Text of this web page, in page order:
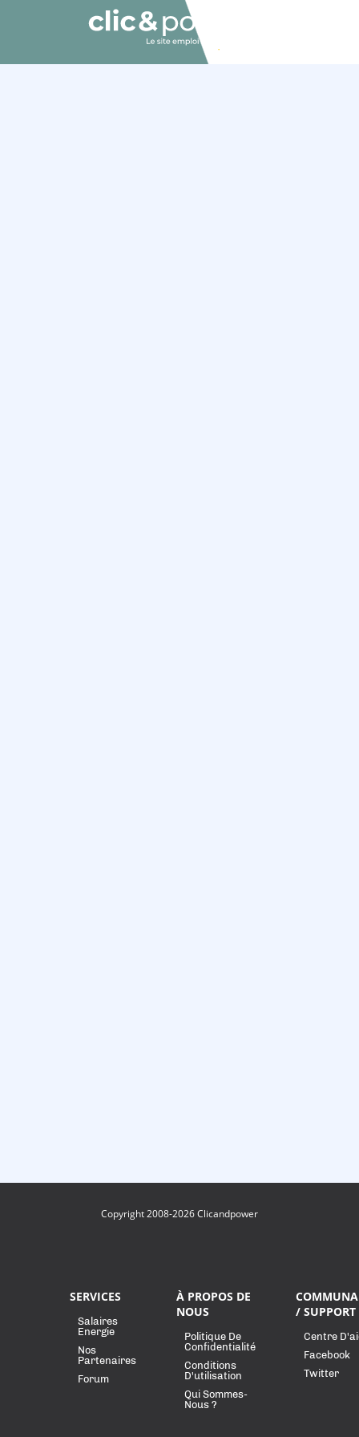
Copyright 2008-2026 Clicandpower
SERVICES
Salaires
Energie
Nos
Partenaires
Forum
À PROPOS DE
NOUS
Politique De
Confidentialité
Conditions
D'utilisation
Qui Sommes-
Nous ?
/ SUPPORT
Centre
Facebook
Twitter